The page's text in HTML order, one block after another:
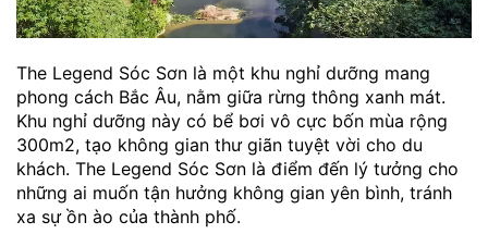
The Legend Sóc Sơn là một khu nghỉ dưỡng mang
phong cách Bắc Âu, nằm giữa rừng thông xanh mát.
Khu nghỉ dưỡng này có bể bơi vô cực bốn mùa rộng
300m2, tạo không gian thư giãn tuyệt vời cho du
khách. The Legend Sóc Sơn là điểm đến lý tưởng cho
những ai muốn tận hưởng không gian yên bình, tránh
xa sự ồn ào của thành phố.